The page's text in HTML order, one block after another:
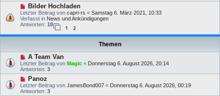
Bilder Hochladen
Letzter Beitrag von capri-rs « Samstag 6. März 2021, 10:33
Verfasst in News und Ankündigungen
Antworten: 18
1 2
Themen
A Team Van
Letzter Beitrag von Magic « Donnerstag 6. August 2026, 20:14
Antworten: 3
Panoz
Letzter Beitrag von JamesBond007 « Donnerstag 6. August 2026, 00:19
Antworten: 3